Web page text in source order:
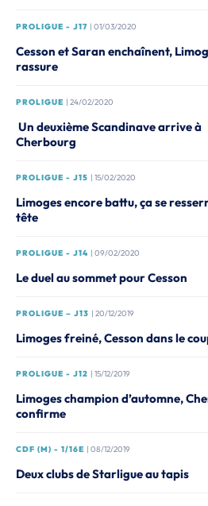
PROLIGUE - J17 | 01/03/2020
Cesson et Saran enchaînent,
rassure
PROLIGUE | 24/02/2020
Un deuxième Scandinave arrive à
Cherbourg
PROLIGUE - J15 | 15/02/2020
Limoges encore battu, ça se
tête
PROLIGUE - J14 | 09/02/2020
Le duel au sommet pour Cesson
PROLIGUE – J13 | 20/12/2019
Limoges freiné, Cesson dans le
PROLIGUE - J12 | 15/12/2019
Limoges champion d’automne,
confirme
CDF (M) - 1/16E | 08/12/2019
Deux clubs de Starligue au tapis